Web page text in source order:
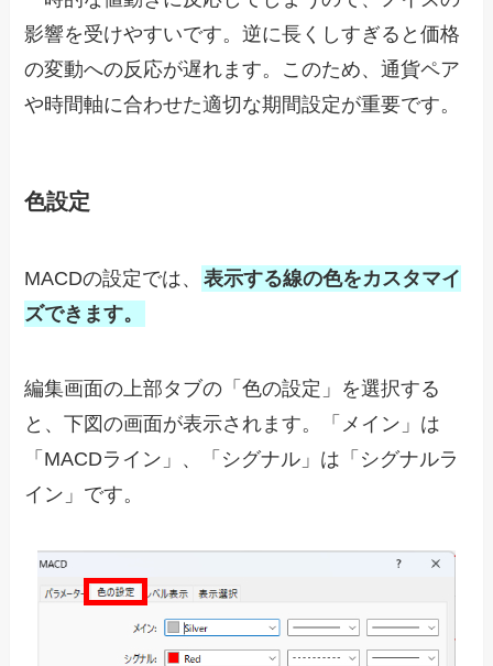
影響を受けやすいです。逆に長くしすぎると価格
の変動への反応が遅れます。このため、通貨ペア
や時間軸に合わせた適切な期間設定が重要です。
色設定
MACDの設定では、 表示する線の色をカスタマイ
ズできます。
編集画面の上部タブの「色の設定」を選択する
と、下図の画面が表示されます。「メイン」は
「MACDライン」、「シグナル」は「シグナルラ
イン」です。